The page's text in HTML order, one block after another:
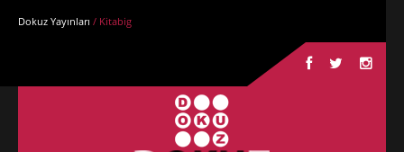
Dokuz Yayınları / Kitabig